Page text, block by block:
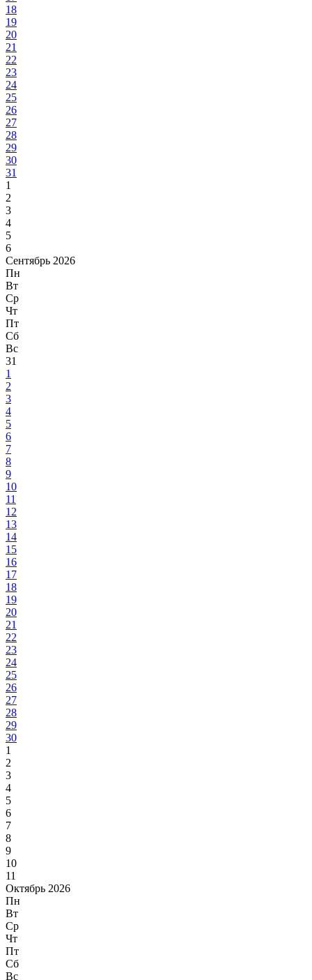
18
19
20
21
22
23
24
25
26
27
28
29
30
31
1
2
3
4
5
6
Сентябрь 2026
Пн
Вт
Ср
Чт
Пт
Сб
Вс
31
1
2
3
4
5
6
7
8
9
10
11
12
13
14
15
16
17
18
19
20
21
22
23
24
25
26
27
28
29
30
1
2
3
4
5
6
7
8
9
10
11
Октябрь 2026
Пн
Вт
Ср
Чт
Пт
Сб
Вс